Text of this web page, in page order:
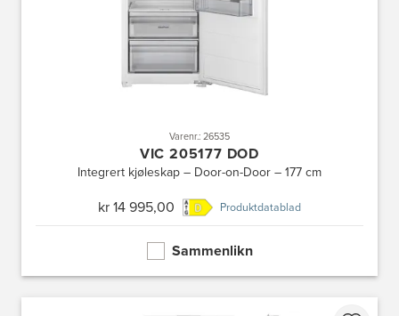
Varenr.: 26535
VIC 205177 DOD
Integrert kjøleskap – Door-on-Door – 177 cm
kr 14 995,00 Produktdatablad
Sammenlikn